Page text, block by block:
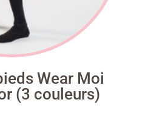
Wear Moi
(3 couleurs)